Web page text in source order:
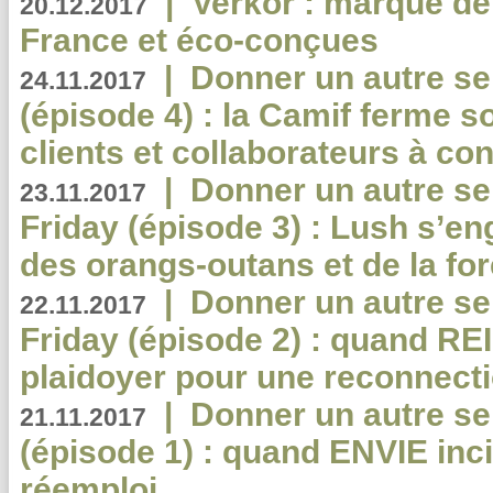
France et éco-conçues
24.11.2017 | Donner un autre
(épisode 4) : la Camif ferme
clients et collaborateurs à
23.11.2017 | Donner un autre
Friday (épisode 3) : Lush
des orangs-outans et de la
22.11.2017 | Donner un autre
Friday (épisode 2) : quand
plaidoyer pour une
21.11.2017 | Donner un autre
(épisode 1) : quand ENVIE